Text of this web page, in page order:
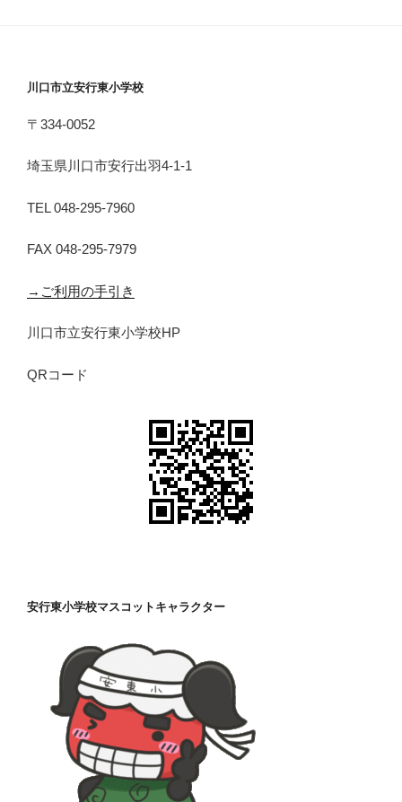
川口市立安行東小学校
〒334-0052
埼玉県川口市安行出羽4-1-1
TEL 048-295-7960
FAX 048-295-7979
→ご利用の手引き
川口市立安行東小学校HP
QRコード
安行東小学校マスコットキャラクター